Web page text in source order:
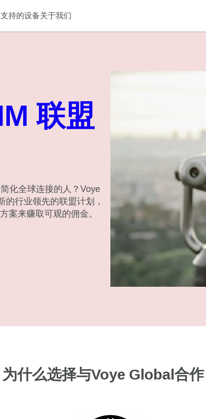
支持的设备关于我们
联盟
化全球连接的人？Voye
行业领先的联盟计划，
案来赚取可观的佣金。
为什么选择与Voye Global合作